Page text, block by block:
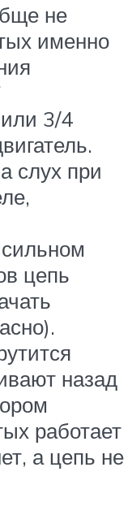
не
именно
3/4
слух при
цепь
назад
работает
а цепь не